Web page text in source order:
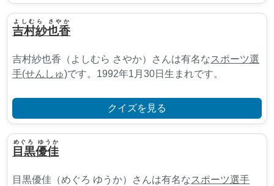
吉村紗也香
よしむら さやか
吉村紗也香（よしむら さやか）さんは有名なスポーツ選
手(せんしゅ)です。1992年1月30日生まれです。
クイズを見る
目黒優佳
めぐろ ゆうか
目黒優佳（めぐろ ゆうか）さんは有名なスポーツ選手